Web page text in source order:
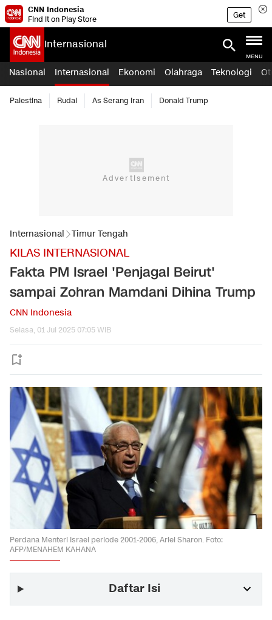
CNN Indonesia
Find it on Play Store
Get
Internasional
MENU
Nasional Internasional Ekonomi Olahraga Teknologi
Palestina Rudal As Serang Iran Donald Trump
Internasional Timur Tengah
KILAS INTERNASIONAL
Fakta PM Israel 'Penjagal Beirut'
sampai Zohran Mamdani Dihina Trump
CNN Indonesia
Selasa, 01 Jul 2025 07:05 WIB
Perdana Menteri Israel periode 2001-2006, Ariel Sharon. Foto:
AFP/MENAHEM KAHANA
Daftar Isi